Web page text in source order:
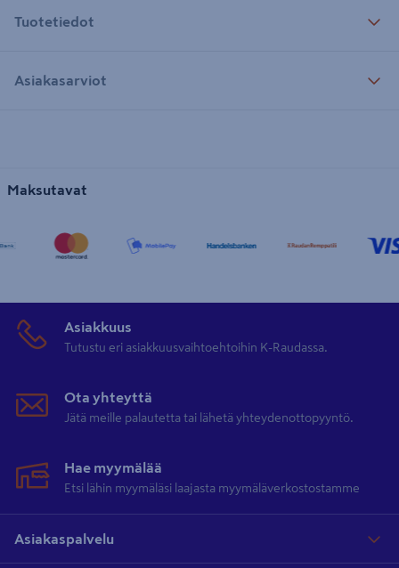
Tuotetiedot
Asiakasarviot
Maksutavat
Asiakkuus
Tutustu eri asiakkuusvaihtoehtoihin K-Raudassa.
Ota yhteyttä
Jätä meille palautetta tai lähetä yhteydenottopyyntö.
Hae myymälää
Etsi lähin myymäläsi laajasta myymäläverkostostamme
Asiakaspalvelu